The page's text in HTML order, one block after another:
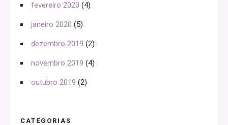
fevereiro 2020 (4)
janeiro 2020 (5)
dezembro 2019 (2)
novembro 2019 (4)
outubro 2019 (2)
CATEGORIAS